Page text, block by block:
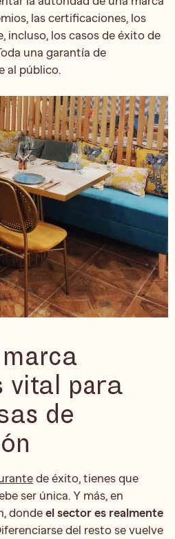
las certificaciones, los
incluso, los casos de éxito de
una garantía de
al público.
vital para
de
de éxito, tienes que
ser única. Y más, en
donde el sector es realmente
del resto se vuelve